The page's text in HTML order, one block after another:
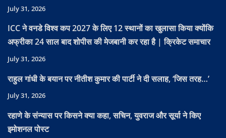
July 31, 2026
ICC ने वनडे विश्व कप 2027 के लिए 12 स्थानों का खुलासा किया क्योंकि
अफ्रीका 24 साल बाद शोपीस की मेजबानी कर रहा है | क्रिकेट समाचार
July 31, 2026
राहुल गांधी के बयान पर नीतीश कुमार की पार्टी ने दी सलाह, ‘जिस तरह…’
July 31, 2026
रहाणे के संन्यास पर किसने क्या कहा, सचिन, युवराज और सूर्या ने किए
इमोशनल पोस्ट